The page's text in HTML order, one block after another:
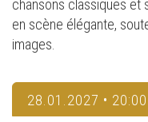
chansons classiques et
en scène élégante,
images.
28.01.2027 • 20:00